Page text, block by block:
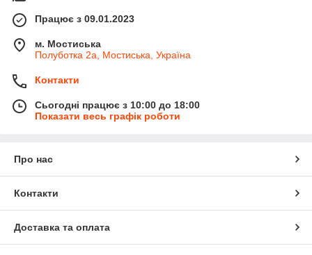
Працює з 09.01.2023
м. Мостиська
Полуботка 2а, Мостиська, Україна
Контакти
Сьогодні працює з 10:00 до 18:00
Показати весь графік роботи
Про нас
Контакти
Доставка та оплата